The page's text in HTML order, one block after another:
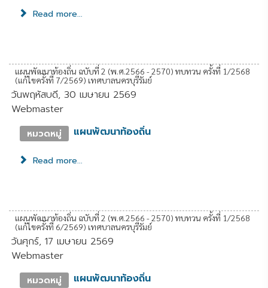
Read more...
แผนพัฒนาท้องถิ่น ฉบับที่ 2 (พ.ศ.2566 - 2570) ทบทวน ครั้งที่ 1/2568
(แก้ไขครั้งที่ 7/2569) เทศบาลนครบุรีรัมย์
วันพฤหัสบดี, 30 เมษายน 2569
Webmaster
หมวดหมู่ แผนพัฒนาท้องถิ่น
Read more...
แผนพัฒนาท้องถิ่น ฉบับที่ 2 (พ.ศ.2566 - 2570) ทบทวน ครั้งที่ 1/2568
(แก้ไขครั้งที่ 6/2569) เทศบาลนครบุรีรัมย์
วันศุกร์, 17 เมษายน 2569
Webmaster
หมวดหมู่ แผนพัฒนาท้องถิ่น